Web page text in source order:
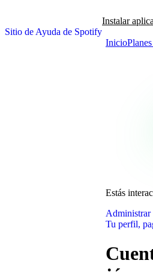
Sitio de Ayuda de Spotify
Instalar
Inicio
Estás
Administrar
Tu perfil,